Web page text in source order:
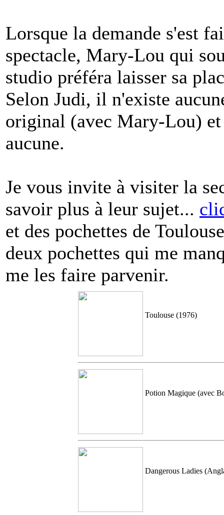
Lorsque la demande s'est
spectacle, Mary-Lou qui
studio préféra laisser sa
Selon Judi, il n'existe
original (avec Mary-Lou)
aucune.
Je vous invite à visiter la
savoir plus à leur sujet...
et des pochettes de
deux pochettes qui me
me les faire parvenir.
Toulouse (1976)
Potion Magique (avec
Dangerous Ladies